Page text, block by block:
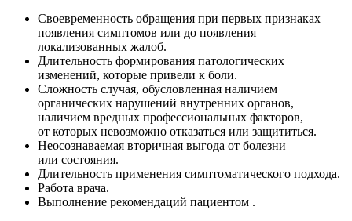
Своевременность обращения при первых признаках
появления симптомов или до появления
локализованных жалоб.
Длительность формирования патологических
изменений, которые привели к боли.
Сложность случая, обусловленная наличием
органических нарушений внутренних органов,
наличием вредных профессиональных факторов,
от которых невозможно отказаться или защититься.
Неосознаваемая вторичная выгода от болезни
или состояния.
Длительность применения симптоматического подхода.
Работа врача.
Выполнение рекомендаций пациентом .